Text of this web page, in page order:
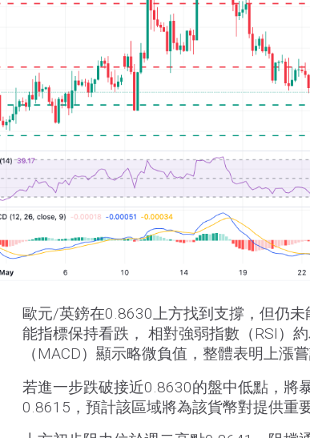
歐元/英鎊在0.8630上方找到支撐，但仍
能指標保持看跌， 相對強弱指數（RSI）
（MACD）顯示略微負值，整體表明上漲
若進一步跌破接近0.8630的盤中低點，將
0.8615，預計該區域將為該貨幣對提供重要